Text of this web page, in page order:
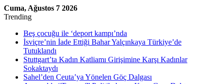
Cuma, Ağustos 7 2026
Trending
Beş çocuğu ile ‘deport kampı’nda
İsviçre’nin İade Ettiği Bahar Yalçınkaya Türkiye’de
Tutuklandı
Stuttgart’ta Kadın Katliamı Girişimine Karşı Kadınlar
Sokaktaydı
Sahel’den Ceuta’ya Yönelen Göç Dalgası